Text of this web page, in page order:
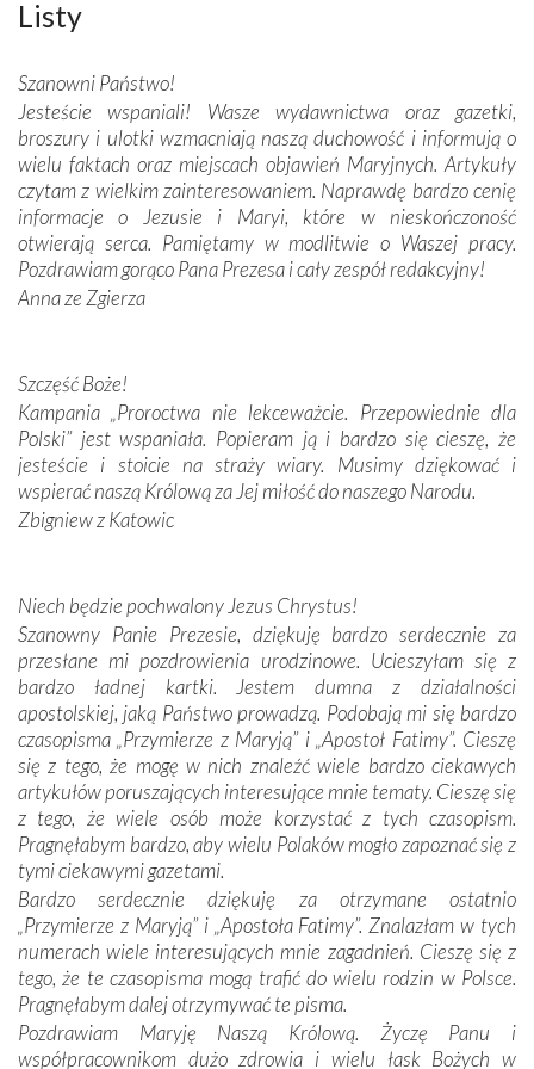
wspaniałe zdobienia, dbałość ich twórców o detale,
połączenie talentów z wytrwałością i pracowitością
Podążyliśmy też śladami fatimskich wizjonerów – Łucji
dos Santos oraz świętych Hiacynty i Franciszka Marto.
Modliliśmy się przy ich grobach. Odprawiliśmy Drogę
Krzyżową w ich rodzinnych stronach, odwiedziliśmy
domy, w których żyli.
W miejscu objawień Matki Bożej zapaliliśmy świece
przywiezione wraz z intencjami powierzonymi nam przez
spotykaliśmy się z serdeczną otwartością
Portugalczyków. Podziwialiśmy ich ludową sztukę i
zwyczaje. Mimo że nasze kraje są od siebie bardzo
oddalone, w żaden sposób nie czuliśmy się obco.
Sprawiła to oczywiście sama Matka Boża, ale też
kulturowa bliskość biorąca swój początek w naszej
wspólnej wierze. Podczas wyjazdów do historycznych
mieliśmy okazję przekonać się, że Maryja swoją opieką
otacza nie tylko nasz naród, lecz wszystkie nacje, które
się Jej ufnie oddają, a także każdą osobę, która zawierza
Jej siebie oraz swych bliskich.
Dzieje Portugalii to również historia wierności Bogu i
odstępstw, także w życiu władców. Trudne momenty w
wymiarze tak osobistym, jak i zbiorowym, przypominają o
konieczności ciągłego zabiegania o własną duszę i o łaskę
Opatrzności. Wierność przynosi pomyślność –
przynajmniej w życiu duchowym. Odstępstwo owocuje
nieszczęściem i śmiercią. Te uniwersalne prawdy
przychodziły na myśl, gdy słuchaliśmy opowieści
przewodników o portugalskich monarchach i wodzach,
zwycięskich bitwach i nieszczęśliwych losach grzesznych
kochanków.
Byli tym razem pośród Apostołów Fatimy reprezentanci
Listy
Szanowni Państwo!
Jesteście wspaniali! Wasze wydawnictwa oraz gazetki,
broszury i ulotki wzmacniają naszą duchowość i informują o
wielu faktach oraz miejscach objawień Maryjnych. Artykuły
czytam z wielkim zainteresowaniem. Naprawdę bardzo cenię
informacje o Jezusie i Maryi, które w nieskończoność
otwierają serca. Pamiętamy w modlitwie o Waszej pracy.
Pozdrawiam gorąco Pana Prezesa i cały zespół redakcyjny!
Anna ze Zgierza
Szczęść Boże!
Kampania „Proroctwa nie lekceważcie. Przepowiednie dla
Polski” jest wspaniała. Popieram ją i bardzo się cieszę, że
jesteście i stoicie na straży wiary. Musimy dziękować i
wspierać naszą Królową za Jej miłość do naszego Narodu.
Zbigniew z Katowic
Niech będzie pochwalony Jezus Chrystus!
Szanowny Panie Prezesie, dziękuję bardzo serdecznie za
przesłane mi pozdrowienia urodzinowe. Ucieszyłam się z
bardzo ładnej kartki. Jestem dumna z działalności
apostolskiej, jaką Państwo prowadzą. Podobają mi się bardzo
czasopisma „Przymierze z Maryją” i „Apostoł Fatimy”. Cieszę
się z tego, że mogę w nich znaleźć wiele bardzo ciekawych
artykułów poruszających interesujące mnie tematy. Cieszę się
z tego, że wiele osób może korzystać z tych czasopism.
Pragnęłabym bardzo, aby wielu Polaków mogło zapoznać się z
tymi ciekawymi gazetami.
Bardzo serdecznie dziękuję za otrzymane ostatnio
„Przymierze z Maryją” i „Apostoła Fatimy”. Znalazłam w tych
numerach wiele interesujących mnie zagadnień. Cieszę się z
tego, że te czasopisma mogą trafić do wielu rodzin w Polsce.
Pragnęłabym dalej otrzymywać te pisma.
Pozdrawiam Maryję Naszą Królową. Życzę Panu i
współpracownikom dużo zdrowia i wielu łask Bożych w